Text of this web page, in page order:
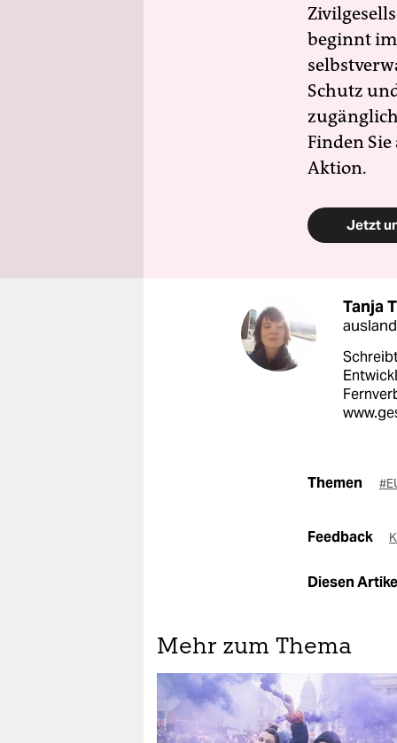
beginnt
Schutz
Finden
Aktion.
Jetzt
Tanja
ausland
Themen
Feedback
Diesen
Mehr zum Thema